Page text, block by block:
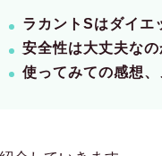
ラカントSはダイエ
安全性は大丈夫なの
使ってみての感想